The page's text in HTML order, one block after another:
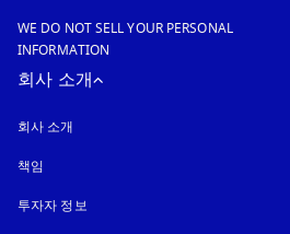
WE DO NOT SELL YOUR PERSONAL
INFORMATION
회사 소개
회사 소개
책임
투자자 정보